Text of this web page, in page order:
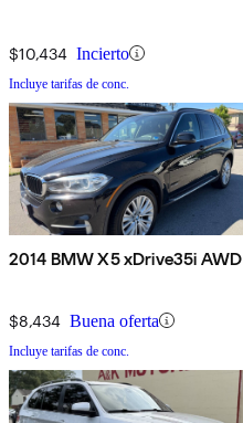
$10,434 Incierto
Incluye tarifas de conc.
2014 BMW X5 xDrive35i AWD
$8,434 Buena oferta
Incluye tarifas de conc.